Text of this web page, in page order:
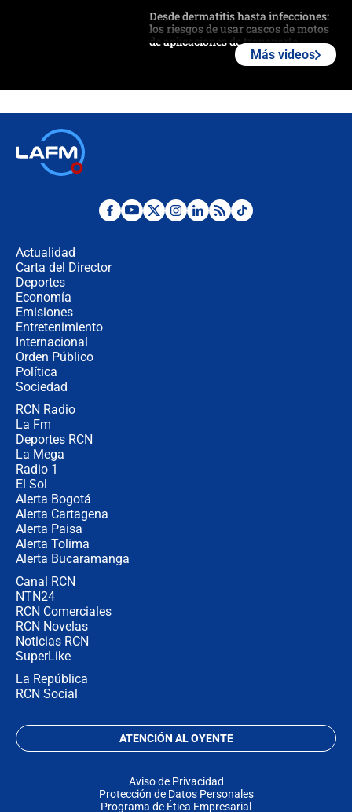
Desde dermatitis hasta infecciones:
los riesgos de usar cascos de motos
de aplicaciones de transporte
Posesión de Abelardo De La Espriella
Más videos
Actualidad
Carta del Director
Deportes
Economía
Emisiones
Entretenimiento
Internacional
Orden Público
Política
Sociedad
RCN Radio
La Fm
Deportes RCN
La Mega
Radio 1
El Sol
Alerta Bogotá
Alerta Cartagena
Alerta Paisa
Alerta Tolima
Alerta Bucaramanga
Canal RCN
NTN24
RCN Comerciales
RCN Novelas
Noticias RCN
SuperLike
La República
RCN Social
ATENCIÓN AL OYENTE
Aviso de Privacidad
Protección de Datos Personales
Programa de Ética Empresarial